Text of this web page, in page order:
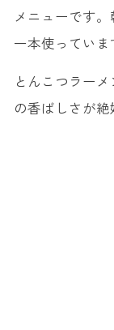
メニューです
一本使っていま
とんこつラー
の香ばしさが絶